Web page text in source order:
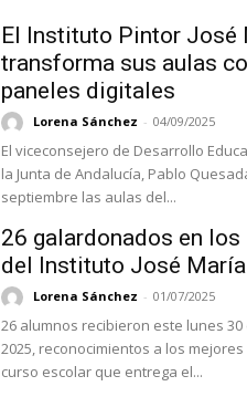
El Instituto Pintor José
transforma sus aulas
paneles digitales
Lorena Sánchez - 04/09/2025
El viceconsejero de Desarrollo
la Junta de Andalucía, Pablo
septiembre las aulas del...
26 galardonados en
del Instituto José
Lorena Sánchez - 01/07/2025
26 alumnos recibieron este lunes
2025, reconocimientos a los
curso escolar que entrega el...